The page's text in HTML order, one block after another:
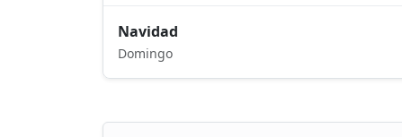
Navidad
Domingo